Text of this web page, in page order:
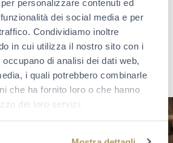
personalizzare contenuti ed
dei social media e per
Condividiamo inoltre
in cui utilizza il nostro sito con i
di analisi dei dati web,
i quali potrebbero combinarle
che ha fornito loro o che hanno
dei loro servizi.
una particolare tipologia di
da un uvaggio ben preciso e
definito dal disciplinare.
questo articolo e vuoi saperne
iscriviti alla nostra newsletter.